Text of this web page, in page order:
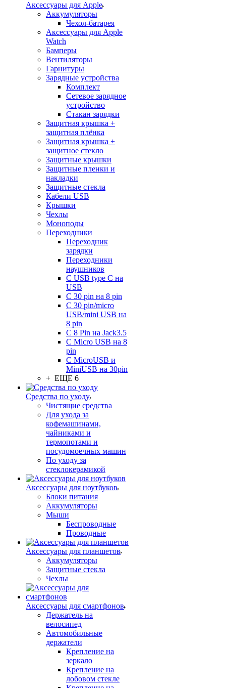
Аксессуары для Apple
Аккумуляторы
Чехол-батарея
Аксессуары для Apple
Watch
Бамперы
Вентиляторы
Гарнитуры
Зарядные устройства
Комплект
Сетевое зарядное
устройство
Стакан зарядки
Защитная крышка +
защитная плёнка
Защитная крышка +
защитное стекло
Защитные крышки
Защитные пленки и
накладки
Защитные стекла
Кабели USB
Крышки
Чехлы
Моноподы
Переходники
Переходник
зарядки
Переходники
наушников
С USB type C на
USB
С 30 pin на 8 pin
С 30 pin/micro
USB/mini USB на
8 pin
С 8 Pin на Jack3.5
С Micro USB на 8
pin
С MicroUSB и
MiniUSB на 30pin
+ ЕЩЕ 6
Средства по уходу
Чистящие средства
Для ухода за
кофемашинами,
чайниками и
термопотами и
посудомоечных машин
По уходу за
стеклокерамикой
Аксессуары для ноутбуков
Блоки питания
Аккумуляторы
Мыши
Беспроводные
Проводные
Аксессуары для планшетов
Аккумуляторы
Защитные стекла
Чехлы
Аксессуары для смартфонов
Держатель на
велосипед
Автомобильные
держатели
Крепление на
зеркало
Крепление на
лобовом стекле